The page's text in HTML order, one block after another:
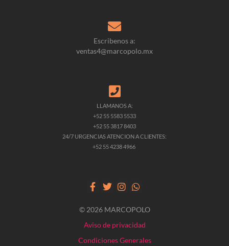
Escribenos a:
ventas4@marcopolo.mx
LLAMANOS A:
+52 55 5583 5533
+52 55 3817 8403
24/7 URGENCIAS ATENCION A CLIENTES:
+52 55 4238 4966
© 2026 MARCOPOLO
Aviso de privacidad
Condiciones Generales